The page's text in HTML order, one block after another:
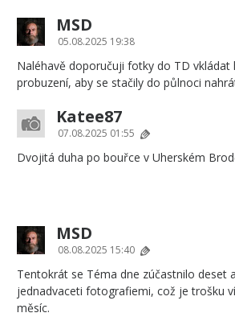
MSD
05.08.2025 19:38
Naléhavě doporučuji fotky do TD vkládat
probuzení, aby se stačily do půlnoci
Katee87
07.08.2025 01:55
Dvojitá duha po bouřce v Uherském
MSD
08.08.2025 15:40
Tentokrát se Téma dne zúčastnilo deset
jednadvaceti fotografiemi, což je trošku
měsíc.